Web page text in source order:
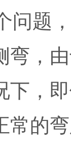
题
弯，
下，
常的